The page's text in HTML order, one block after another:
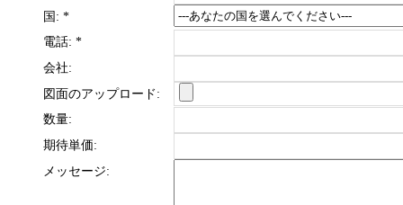
国: *
電話: *
会社:
図面のアップロード:
数量:
期待単価:
メッセージ: